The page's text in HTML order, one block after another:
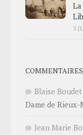
5
Blaise Boudet
Dame de
Jean Marie